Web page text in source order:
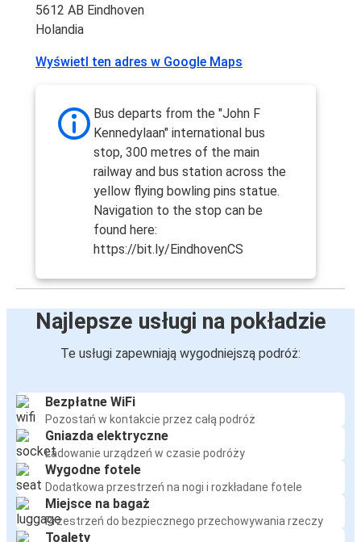
5612 AB Eindhoven
Holandia
Wyświetl ten adres w Google Maps
Bus departs from the "John F
Kennedylaan" international bus
stop, 300 metres of the main
railway and bus station across the
yellow flying bowling pins statue.
Navigation to the stop can be
found here:
https://bit.ly/EindhovenCS
Najlepsze usługi na pokładzie
Te usługi zapewniają wygodniejszą podróż:
Bezpłatne WiFi
Pozostań w kontakcie przez całą podróż
Gniazda elektryczne
Ładowanie urządzeń w czasie podróży
Wygodne fotele
Dodatkowa przestrzeń na nogi i rozkładane fotele
Miejsce na bagaż
Przestrzeń do bezpiecznego przechowywania rzeczy
Toalety